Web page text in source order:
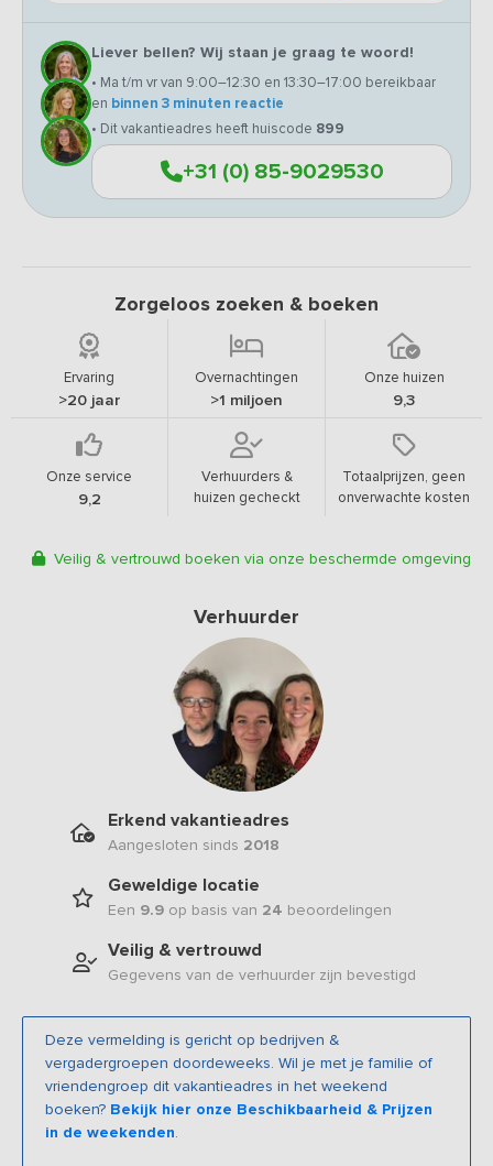
Liever bellen? Wij staan je graag te woord!
• Ma t/m vr van 9:00–12:30 en 13:30–17:00 bereikbaar
en binnen 3 minuten reactie
• Dit vakantieadres heeft huiscode 899
+31 (0) 85-9029530
Zorgeloos zoeken & boeken
Ervaring
>20 jaar
Overnachtingen
>1 miljoen
Onze huizen
9,3
Onze service
9,2
Verhuurders &
huizen gecheckt
Totaalprijzen, geen
onverwachte kosten
Veilig & vertrouwd boeken via onze beschermde omgeving
Verhuurder
Erkend vakantieadres
Aangesloten sinds 2018
Geweldige locatie
Een 9.9 op basis van 24 beoordelingen
Veilig & vertrouwd
Gegevens van de verhuurder zijn bevestigd
Deze vermelding is gericht op bedrijven &
vergadergroepen doordeweeks. Wil je met je familie of
vriendengroep dit vakantieadres in het weekend
boeken? Bekijk hier onze Beschikbaarheid & Prijzen
in de weekenden.